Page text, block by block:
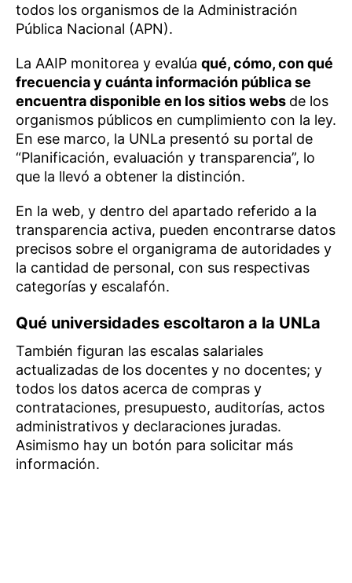
todos los organismos de la Administración
Pública Nacional (APN).
La AAIP monitorea y evalúa qué, cómo, con qué
frecuencia y cuánta información pública se
encuentra disponible en los sitios webs de los
organismos públicos en cumplimiento con la ley.
En ese marco, la UNLa presentó su portal de
“Planificación, evaluación y transparencia”, lo
que la llevó a obtener la distinción.
En la web, y dentro del apartado referido a la
transparencia activa, pueden encontrarse datos
precisos sobre el organigrama de autoridades y
la cantidad de personal, con sus respectivas
categorías y escalafón.
Qué universidades escoltaron a la UNLa
También figuran las escalas salariales
actualizadas de los docentes y no docentes; y
todos los datos acerca de compras y
contrataciones, presupuesto, auditorías, actos
administrativos y declaraciones juradas.
Asimismo hay un botón para solicitar más
información.